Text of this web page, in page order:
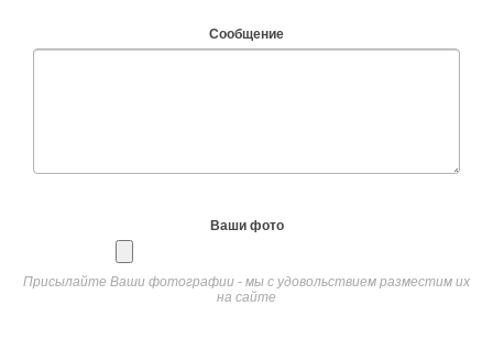
Сообщение
Ваши фото
Присылайте Ваши фотографии - мы с удовольствием разместим их
на сайте